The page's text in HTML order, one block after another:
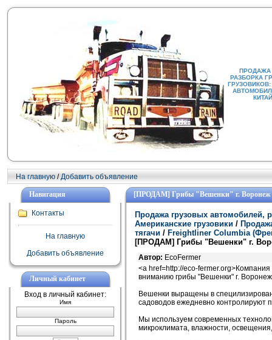
ПРОДАЖА
РАЗБОРКА
На главную /Добавить объявление
Навигация
Контакты
На главную
Добавить объявление
Личный кабинет
Вход в личный кабинет:
Имя
Пароль
[ПРОДАМ] Грибы "Вешенки" г. Воронеж
Продажа грузовых автомобилей,
Американские грузовики /
тягачи / Freightliner Columbia
[ПРОДАМ] Грибы "Вешенки" г.
Автор: EcoFermer
<a href=http://eco-
вниманию грибы "Вешенки" г.
Вешенки выращены в
садоводов ежедневно контролируют
Мы используем современных
микроклимата, влажности,